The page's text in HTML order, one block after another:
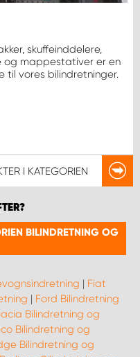
skuffeinddelere,
og mappestativer er en
til vores bilindretninger.
I KATEGORIEN
BILINDRETNING OG
| Fiat
| Ford Bilindretning
Bilindretning og
Bilindretning og
Bilindretning og